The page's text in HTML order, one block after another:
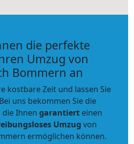
die perfekte
Umzug von
Bommern an
kostbare Zeit und lassen Sie
uns bekommen Sie die
die Ihnen garantiert einen
Umzug von
ermöglichen können.